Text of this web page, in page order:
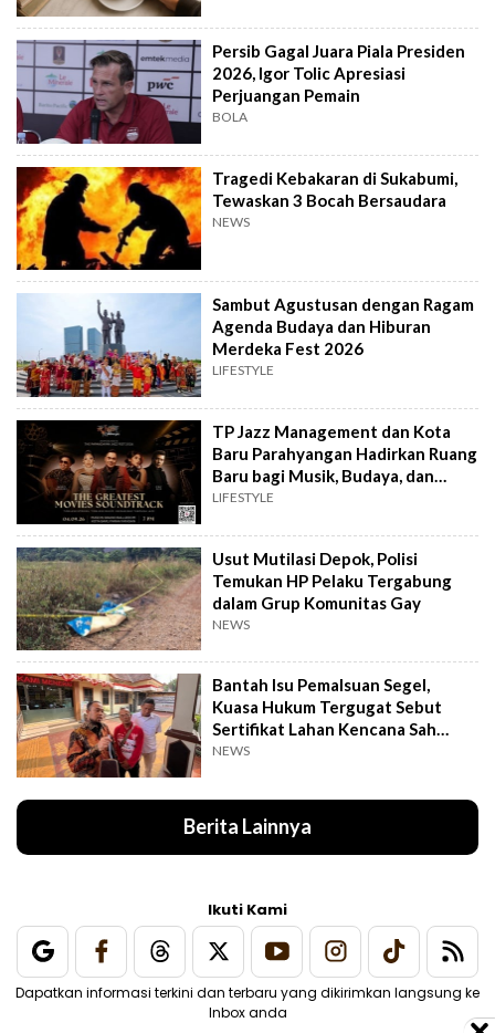
Persib Gagal Juara Piala Presiden
2026, Igor Tolic Apresiasi
Perjuangan Pemain
BOLA
Tragedi Kebakaran di Sukabumi,
Tewaskan 3 Bocah Bersaudara
NEWS
Sambut Agustusan dengan Ragam
Agenda Budaya dan Hiburan
Merdeka Fest 2026
LIFESTYLE
TP Jazz Management dan Kota
Baru Parahyangan Hadirkan Ruang
Baru bagi Musik, Budaya, dan
Komunitas
LIFESTYLE
Usut Mutilasi Depok, Polisi
Temukan HP Pelaku Tergabung
dalam Grup Komunitas Gay
NEWS
Bantah Isu Pemalsuan Segel,
Kuasa Hukum Tergugat Sebut
Sertifikat Lahan Kencana Sah
Lewat PTSL
NEWS
Berita Lainnya
Ikuti Kami
Dapatkan informasi terkini dan terbaru yang dikirimkan langsung ke
Inbox anda